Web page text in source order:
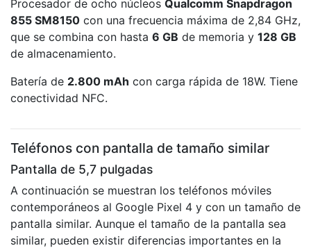
Procesador de ocho núcleos Qualcomm Snapdragon
855 SM8150 con una frecuencia máxima de 2,84 GHz,
que se combina con hasta 6 GB de memoria y 128 GB
de almacenamiento.
Batería de 2.800 mAh con carga rápida de 18W. Tiene
conectividad NFC.
Teléfonos con pantalla de tamaño similar
Pantalla de 5,7 pulgadas
A continuación se muestran los teléfonos móviles
contemporáneos al Google Pixel 4 y con un tamaño de
pantalla similar. Aunque el tamaño de la pantalla sea
similar, pueden existir diferencias importantes en la